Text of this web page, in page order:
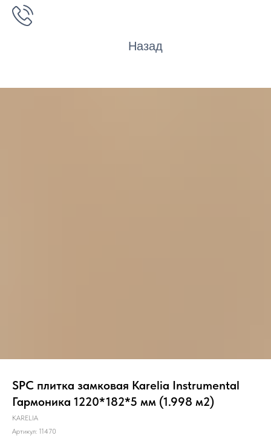
Назад
SPC плитка замковая Karelia Instrumental
Гармоника 1220*182*5 мм (1.998 м2)
KARELIA
Артикул: 11470